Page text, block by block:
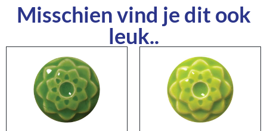
Misschien vind je dit ook
leuk..